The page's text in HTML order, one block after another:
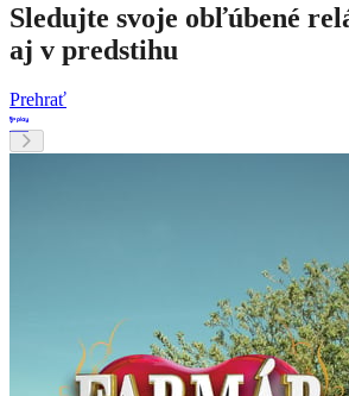
Sledujte svoje obľúbené
aj v predstihu
Prehrať